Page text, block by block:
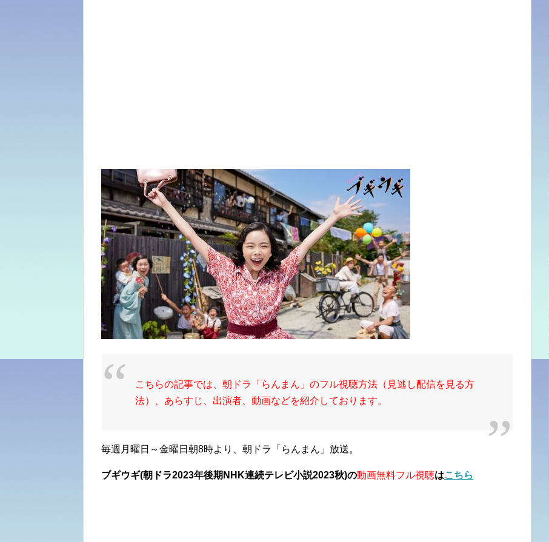
こちらの記事では、朝ドラ「らんまん」のフル視聴方法（見逃し配信を見る方
法）、あらすじ、出演者、動画などを紹介しております。
毎週月曜日～金曜日朝8時より、朝ドラ「らんまん」放送。
ブギウギ(朝ドラ2023年後期NHK連続テレビ小説2023秋)の動画無料フル視聴はこちら